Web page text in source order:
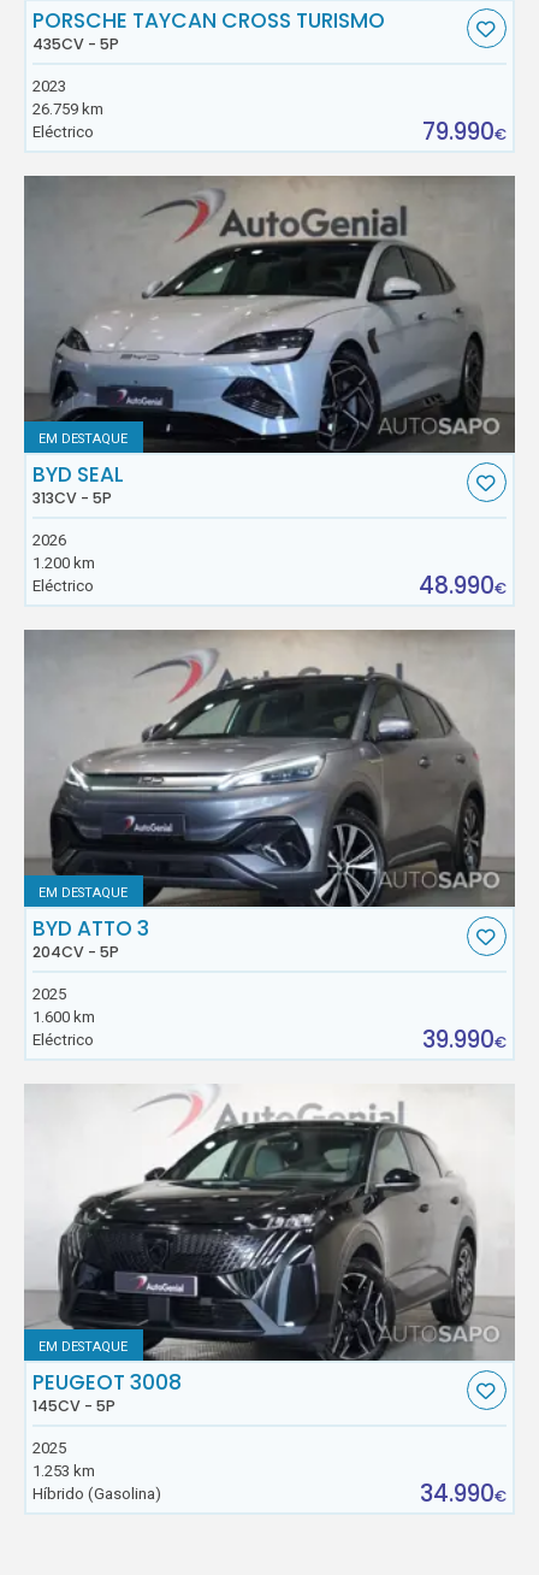
PORSCHE TAYCAN CROSS TURISMO
435CV - 5P
2023
26.759 km
Eléctrico
79.990€
EM DESTAQUE
BYD SEAL
313CV - 5P
2026
1.200 km
Eléctrico
48.990€
EM DESTAQUE
BYD ATTO 3
204CV - 5P
2025
1.600 km
Eléctrico
39.990€
EM DESTAQUE
PEUGEOT 3008
145CV - 5P
2025
1.253 km
Híbrido (Gasolina)
34.990€